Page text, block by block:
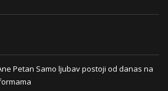
Petan Samo ljubav postoji od danas na